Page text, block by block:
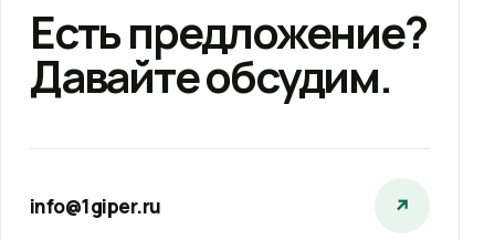
Есть предложение?
Давайте обсудим.
info@1giper.ru ↗